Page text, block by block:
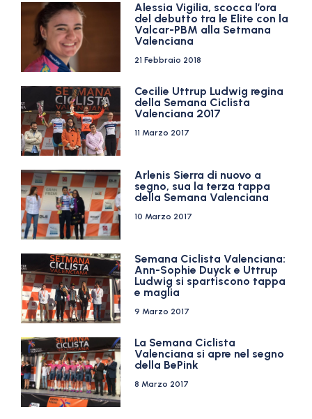
Alessia Vigilia, scocca l’ora
del debutto tra le Elite con la
Valcar-PBM alla Setmana
Valenciana
21 Febbraio 2018
Cecilie Uttrup Ludwig regina
della Semana Ciclista
Valenciana 2017
11 Marzo 2017
Arlenis Sierra di nuovo a
segno, sua la terza tappa
della Semana Valenciana
10 Marzo 2017
Semana Ciclista Valenciana:
Ann-Sophie Duyck e Uttrup
Ludwig si spartiscono tappa
e maglia
9 Marzo 2017
La Semana Ciclista
Valenciana si apre nel segno
della BePink
8 Marzo 2017